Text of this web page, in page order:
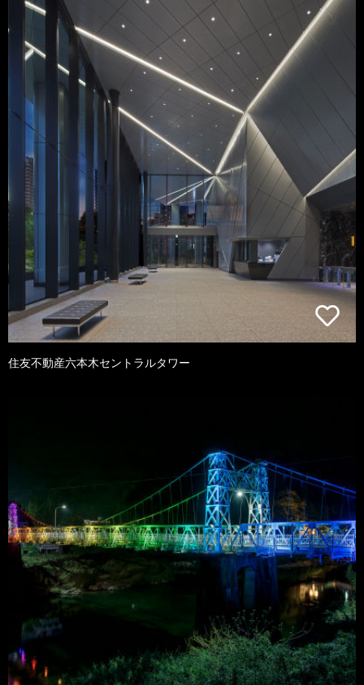
住友不動産六本木セントラルタワー